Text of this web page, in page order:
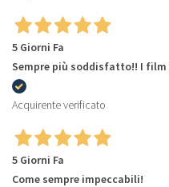
5 Giorni Fa
Sempre più soddisfatto!! I
Acquirente verificato
5 Giorni Fa
Come sempre impeccabili!